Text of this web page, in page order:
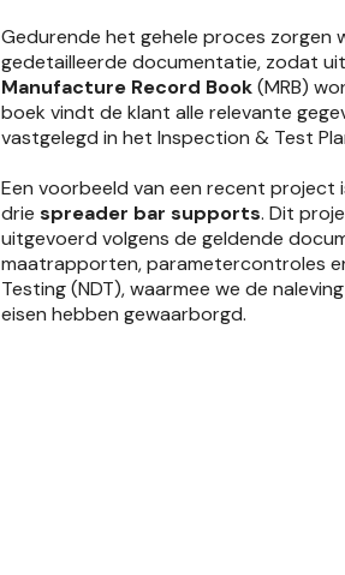
Gedurende het gehele proces zorgen
gedetailleerde documentatie, zodat
Manufacture Record Book(MRB)
boek vindt de klant alle relevante
vastgelegd in het Inspection & Test
Een voorbeeld van een recent project
drie spreader bar supports. Dit
uitgevoerd volgens de geldende
maatrapporten, parametercontroles
Testing (NDT), waarmee we de
eisen hebben gewaarborgd.